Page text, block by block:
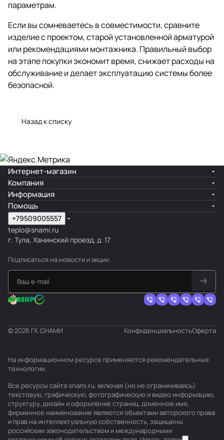
параметрам.
Если вы сомневаетесь в совместимости, сравните
изделие с проектом, старой установленной арматурой
или рекомендациями монтажника. Правильный выбор
на этапе покупки экономит время, снижает расходы на
обслуживание и делает эксплуатацию системы более
безопасной.
Назад к списку
Интернет-магазин
Компания
Информация
Помощь
+79509005557
teplo@snami.ru
г. Тула, Ханинский проезд, д. 17
Подписаться на новости и акции
© 2026 ГК СНАМИ КонфиденциальностьОферта
На информационном ресурсе применяются рекомендательные
технологии.
Все ресурсы сайта snami.ru, включая (но не ограничиваясь)
текстовую, графическую, фотографическую и видео информацию,
структуру, дизайн и оформление страниц, доменное имя,
фирменное наименование являются объектами авторского права
и прав на интеллектуальную собственность, защищены
российским законодательством и международными